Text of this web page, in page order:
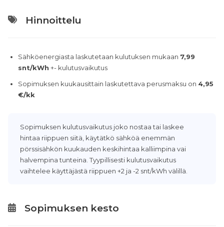
Hinnoittelu
Sähköenergiasta laskutetaan kulutuksen mukaan 7,99
snt/kWh +- kulutusvaikutus
Sopimuksen kuukausittain laskutettava perusmaksu on 4,95
€/kk
Sopimuksen kulutusvaikutus joko nostaa tai laskee
hintaa riippuen siitä, käytätkö sähköä enemmän
pörssisähkön kuukauden keskihintaa kalliimpina vai
halvempina tunteina. Tyypillisesti kulutusvaikutus
vaihtelee käyttäjästä riippuen +2 ja -2 snt/kWh välillä.
Sopimuksen kesto